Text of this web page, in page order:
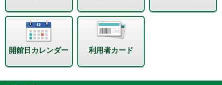
開館日カレンダー 利用者カード